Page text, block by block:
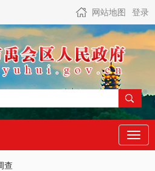
网站地图 登录
查